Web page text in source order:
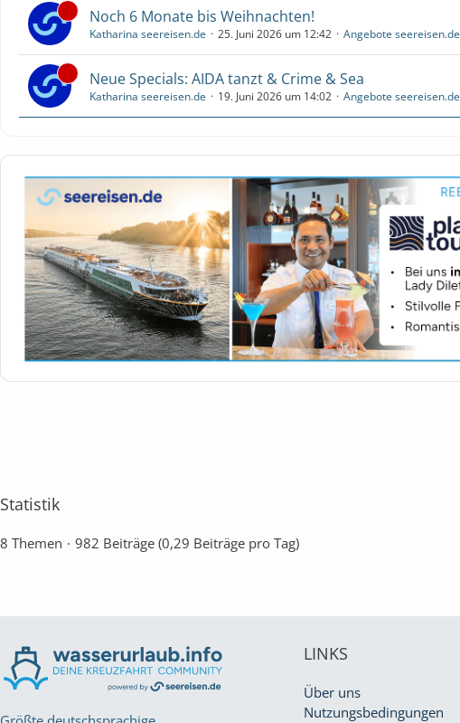
Noch 6 Monate bis Weihnachten!
Katharina seereisen.de 25. Juni 2026 um 12:42 Angebote seereisen.de
Neue Specials: AIDA tanzt & Crime & Sea
Katharina seereisen.de 19. Juni 2026 um 14:02 Angebote seereisen.de
Statistik
8 Themen 982 Beiträge (0,29 Beiträge pro Tag)
LINKS
Über uns
Nutzungsbedingungen